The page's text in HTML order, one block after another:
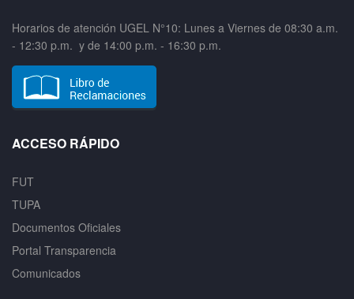
Horarios de atención UGEL N°10: Lunes a Viernes de 08:30 a.m.
- 12:30 p.m. y de 14:00 p.m. - 16:30 p.m.
ACCESO RÁPIDO
FUT
TUPA
Documentos Oficiales
Portal Transparencia
Comunicados